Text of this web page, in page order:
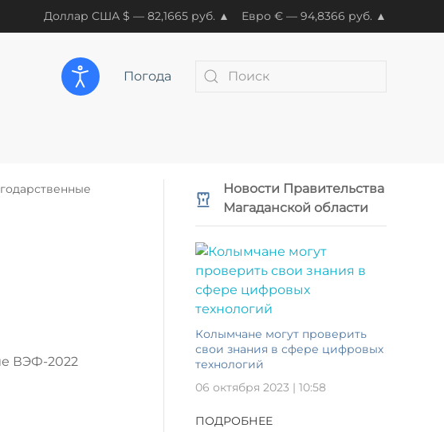
Доллар США $ — 82,1665 руб. ▲ Евро € — 94,8366 руб. ▲
Погода
ВЭФ-2022
Новости Правительства
Магаданской области
Колымчане могут проверить
свои знания в сфере цифровых
технологий
06 октября 2023 | 10:58
ПОДРОБНЕЕ